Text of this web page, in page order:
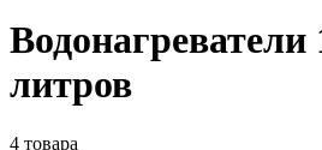
Водонагреватели
литров
4 товара